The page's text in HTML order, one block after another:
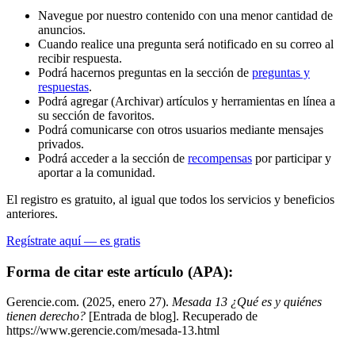
Navegue por nuestro contenido con una menor cantidad de
anuncios.
Cuando realice una pregunta será notificado en su correo al
recibir respuesta.
Podrá hacernos preguntas en la sección de preguntas y
respuestas.
Podrá agregar (Archivar) artículos y herramientas en línea a
su sección de favoritos.
Podrá comunicarse con otros usuarios mediante mensajes
privados.
Podrá acceder a la sección de recompensas por participar y
aportar a la comunidad.
El registro es gratuito, al igual que todos los servicios y beneficios
anteriores.
Regístrate aquí — es gratis
Forma de citar este artículo (APA):
Gerencie.com. (2025, enero 27). Mesada 13 ¿Qué es y quiénes
tienen derecho? [Entrada de blog]. Recuperado de
https://www.gerencie.com/mesada-13.html